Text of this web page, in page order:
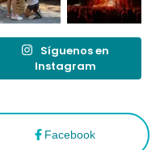
Facebook
Síguenos en
Instagram